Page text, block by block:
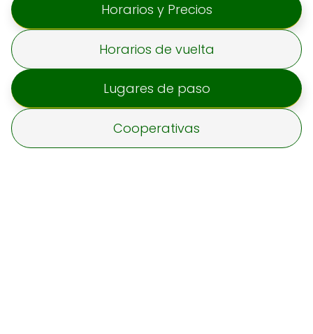
Horarios y Precios
Horarios de vuelta
Lugares de paso
Cooperativas